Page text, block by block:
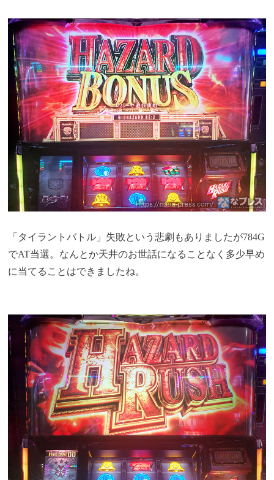
「タイラントバトル」失敗という悲劇もありましたが784G
でAT当選。なんとか天井のお世話になることなく多少早め
に当てることはできましたね。